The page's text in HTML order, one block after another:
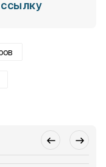
ссылку